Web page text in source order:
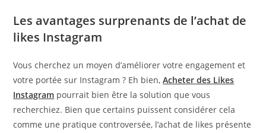
Les avantages surprenants de l’achat de
likes Instagram
Vous cherchez un moyen d’améliorer votre engagement et
votre portée sur Instagram ? Eh bien,Acheter des Likes
Instagram pourrait bien être la solution que vous
recherchiez. Bien que certains puissent considérer cela
comme une pratique controversée, l’achat de likes présente